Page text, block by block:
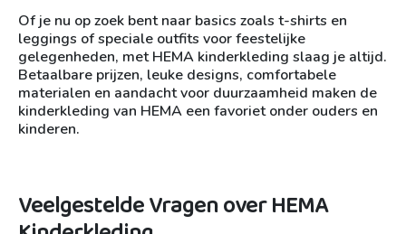
Of je nu op zoek bent naar basics zoals t-shirts en
leggings of speciale outfits voor feestelijke
gelegenheden, met HEMA kinderkleding slaag je altijd.
Betaalbare prijzen, leuke designs, comfortabele
materialen en aandacht voor duurzaamheid maken de
kinderkleding van HEMA een favoriet onder ouders en
kinderen.
Veelgestelde Vragen over HEMA